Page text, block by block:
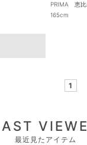
PRIMA 恵比
165cm
1
最近見たアイテム